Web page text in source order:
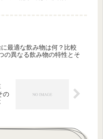
最適な飲み物は何？比較
の異なる飲み物の特性とそ
の